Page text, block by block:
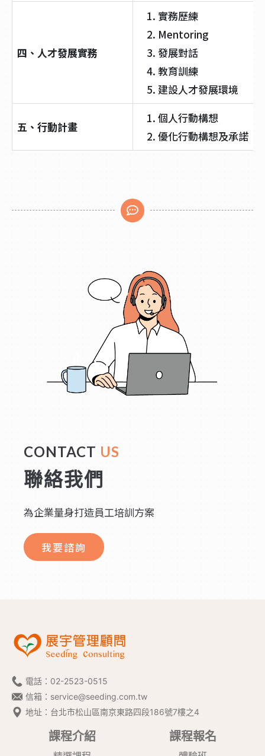
四、人才發展實務
實務歷練
Mentoring
發展對話
教育訓練
建設人才發展環境
五、行動計畫
個人行動構想
優化行動構想及承諾
CONTACT US
聯絡我們
為企業量身打造員工培訓方案
我要諮詢
電話： 02-2523-0515
信箱： service@seeding.com.tw
地址：台北市松山區南京東路四段186號7樓之4
課程介紹 課程報名